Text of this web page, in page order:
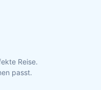
Reise.
passt.